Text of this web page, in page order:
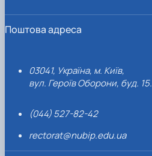
Поштова адреса
03041, Україна, м. Київ,
вул. Героїв Оборони, буд. 15.
(044) 527-82-42
rectorat@nubip.edu.ua